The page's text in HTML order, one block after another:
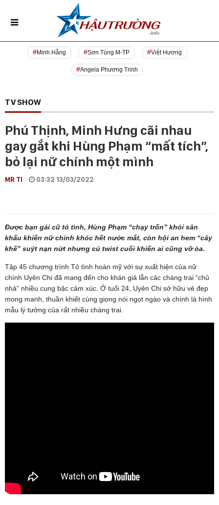
Minh Hằng Sơn Tùng M-TP Việt Hương
Angela Phương Trinh
TV SHOW
Phú Thịnh, Minh Hưng cãi nhau
gay gắt khi Hùng Phạm “mất tích”,
bỏ lại nữ chính một mình
MR TI 03:32 13/03/2022
Được bạn gái cũ tỏ tình, Hùng Phạm “chạy trốn” khỏi sân
khấu khiến nữ chính khóc hết nước mắt, còn hội an hem “cây
khế” suýt nạn nứt nhưng cú twist cuối khiến ai cũng vỡ òa.
Tập 45 chương trình Tỏ tình hoàn mỹ với sự xuất hiện của nữ
chính Uyên Chi đã mang đến cho khán giả lẫn các chàng trai “chủ
nhà” nhiều cung bậc cảm xúc. Ở tuổi 24, Uyên Chi sở hữu vẻ đẹp
mong manh, thuần khiết cùng giọng nói ngọt ngào và chính là hình
mẫu lý tưởng của rất nhiều chàng trai.